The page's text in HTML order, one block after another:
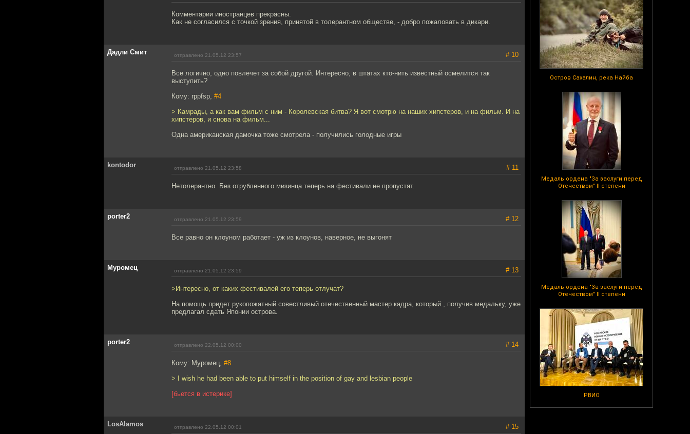
Остров Сахалин, река Найба
Медаль ордена "За заслуги перед
Отечеством" II степени
Медаль ордена "За заслуги перед
Отечеством" II степени
РВИО
Комментарии иностранцев прекрасны.
Как не согласился с точкой зрения, принятой в толерантном обществе, - добро пожаловать в дикари.
Дадли Смит отправлено 21.05.12 23:57 # 10
Все логично, одно повлечет за собой другой. Интересно, в штатах кто-нить известный осмелится так
выступить?
Кому: rppfsp, #4
> Камрады, а как вам фильм с ним - Королевская битва? Я вот смотрю на наших хипстеров, и на фильм. И на
хипстеров, и снова на фильм...
Одна американская дамочка тоже смотрела - получились голодные игры
kontodor отправлено 21.05.12 23:58 # 11
Нетолерантно. Без отрубленного мизинца теперь на фестивали не пропустят.
porter2 отправлено 21.05.12 23:59 # 12
Все равно он клоуном работает - уж из клоунов, наверное, не выгонят
Муромец отправлено 21.05.12 23:59 # 13
>Интересно, от каких фестивалей его теперь отлучат?
На помощь придет рукопожатный совестливый отечественный мастер кадра, который , получив медальку, уже
предлагал сдать Японии острова.
porter2 отправлено 22.05.12 00:00 # 14
Кому: Муромец, #8
> I wish he had been able to put himself in the position of gay and lesbian people
[бьется в истерике]
LosAlamos отправлено 22.05.12 00:01 # 15